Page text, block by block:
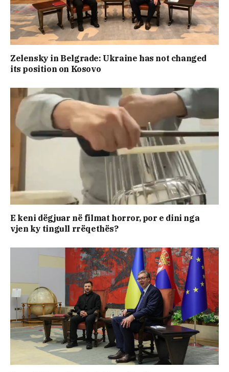
Zelensky in Belgrade: Ukraine has not changed
its position on Kosovo
E keni dëgjuar në filmat horror, por e dini nga
vjen ky tingull rrëqethës?